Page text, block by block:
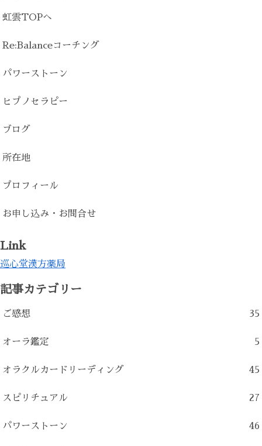
虹雲TOPへ
Re:Balanceコーチング
パワーストーン
ヒプノセラピー
ブログ
所在地
プロフィール
お申し込み・お問合せ
Link
巡心堂漢方薬局
記事カテゴリー
ご感想 35
オーラ鑑定 5
オラクルカードリーディング 45
スピリチュアル 27
パワーストーン 46